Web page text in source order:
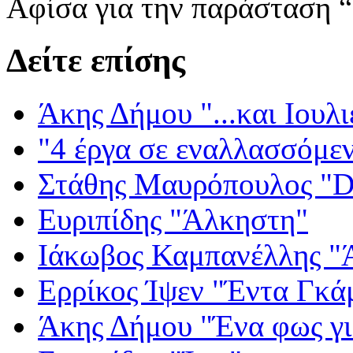
Αφίσα για την παράσταση
Δείτε επίσης
Άκης Δήμου "...και
"4 έργα σε
Στάθης Μαυρόπουλος
Ευριπίδης "Άλκηστη"
Ιάκωβος Καμπανέλλης
Ερρίκος Ίψεν "Έντα
Άκης Δήμου "Ένα φως